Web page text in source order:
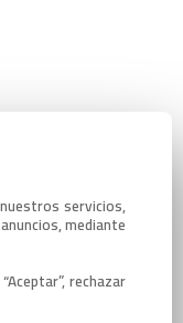
servicios,
mediante
rechazar